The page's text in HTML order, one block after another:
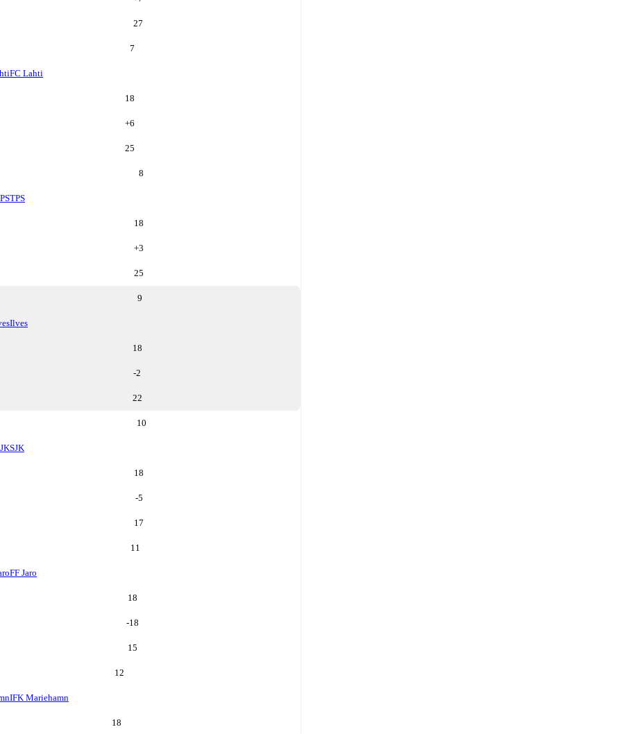
27
7
FC Lahti
18
+6
25
8
TPS
18
+3
25
9
Ilves
18
-2
22
10
SJK
18
-5
17
11
FF Jaro
18
-18
15
12
IFK Mariehamn
18